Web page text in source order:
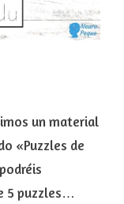
un material
«Puzzles de
5 puzzles…